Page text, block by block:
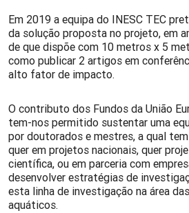
Em 2019 a equipa do INESC TEC
da solução proposta no projeto, em
de que dispõe com 10 metros x 5
como publicar 2 artigos em
alto fator de impacto.
O contributo dos Fundos da União
tem-nos permitido sustentar uma
por doutorados e mestres, a qual
quer em projetos nacionais, quer
científica, ou em parceria com
desenvolver estratégias de
esta linha de investigação na área
aquáticos.